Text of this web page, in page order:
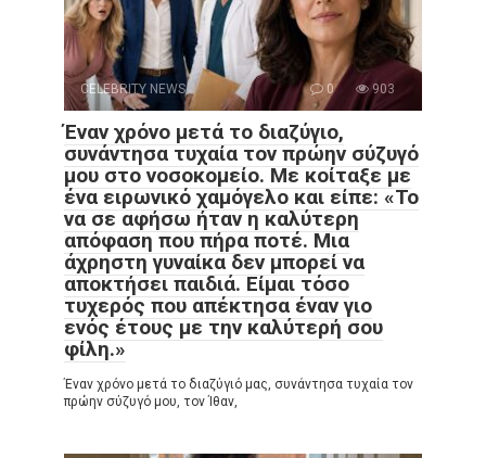
CELEBRITY NEWS 0 903
Έναν χρόνο μετά το διαζύγιο,
συνάντησα τυχαία τον πρώην σύζυγό
μου στο νοσοκομείο. Με κοίταξε με
ένα ειρωνικό χαμόγελο και είπε: «Το
να σε αφήσω ήταν η καλύτερη
απόφαση που πήρα ποτέ. Μια
άχρηστη γυναίκα δεν μπορεί να
αποκτήσει παιδιά. Είμαι τόσο
τυχερός που απέκτησα έναν γιο
ενός έτους με την καλύτερή σου
φίλη.»
Έναν χρόνο μετά το διαζύγιό μας, συνάντησα τυχαία τον
πρώην σύζυγό μου, τον Ίθαν,